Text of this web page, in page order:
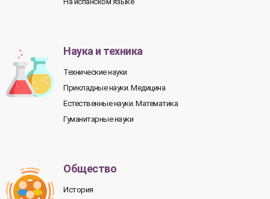
Наука и техника
Технические науки
Прикладные науки. Медицина
Естественные науки. Математика
Гуманитарные науки
Общество
История